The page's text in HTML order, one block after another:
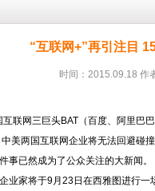
“互联网+”再引注目
时间：2015.09.18 作
联网三巨头BAT（百度、阿里巴
美两国互联网企业将无法回避碰
事已然成为了公众关注的大新闻。
业家将于9月23日在西雅图进行